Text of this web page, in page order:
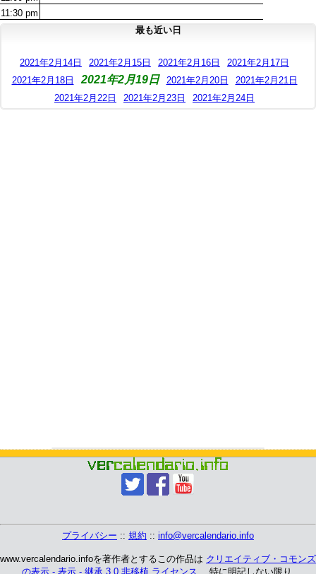
11:30 pm
最も近い日
2021年2月14日 2021年2月15日 2021年2月16日
2021年2月17日
2021年2月18日
2021年2月19日 2021年2月20日
2021年2月21日
2021年2月22日
2021年2月23日 2021年2月24日
プライバシー :: 規約 :: info@vercalendario.info
www.vercalendario.infoを著作者とするこの作品は クリエイティブ・コモンズ
の表示 - 表示 - 継承 3.0 非移植 ライセンス 、 特に明記しない限り.